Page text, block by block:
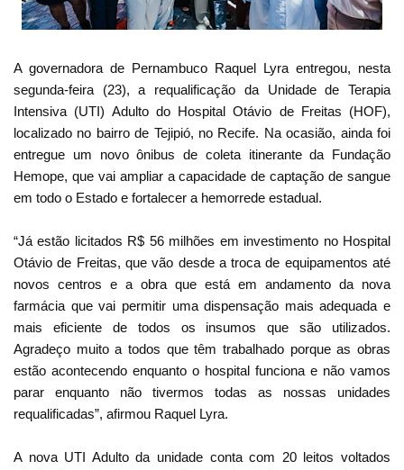
A governadora de Pernambuco Raquel Lyra entregou, nesta
segunda-feira (23), a requalificação da Unidade de Terapia
Intensiva (UTI) Adulto do Hospital Otávio de Freitas (HOF),
localizado no bairro de Tejipió, no Recife. Na ocasião, ainda foi
entregue um novo ônibus de coleta itinerante da Fundação
Hemope, que vai ampliar a capacidade de captação de sangue
em todo o Estado e fortalecer a hemorrede estadual.
“Já estão licitados R$ 56 milhões em investimento no Hospital
Otávio de Freitas, que vão desde a troca de equipamentos até
novos centros e a obra que está em andamento da nova
farmácia que vai permitir uma dispensação mais adequada e
mais eficiente de todos os insumos que são utilizados.
Agradeço muito a todos que têm trabalhado porque as obras
estão acontecendo enquanto o hospital funciona e não vamos
parar enquanto não tivermos todas as nossas unidades
requalificadas”, afirmou Raquel Lyra.
A nova UTI Adulto da unidade conta com 20 leitos voltados